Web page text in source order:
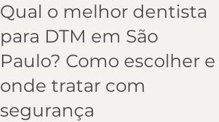
Qual o melhor dentista
para DTM em São
Paulo? Como escolher e
onde tratar com
segurança